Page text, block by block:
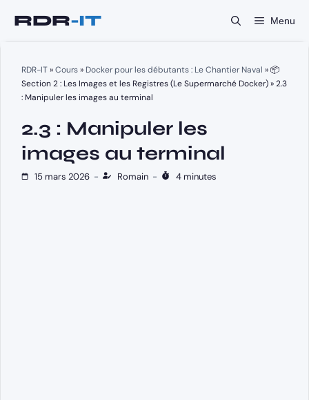
Menu
RDR-IT»Cours» Docker pour les débutants : Le Chantier Naval »📦
Section 2 : Les Images et les Registres (Le Supermarché Docker)»2.3
: Manipuler les images au terminal
2.3 : Manipuler les
images au terminal
15 mars 2026 - Romain - 4 minutes